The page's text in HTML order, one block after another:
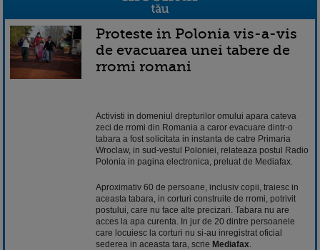
Proteste in Polonia vis-a-vis
de evacuarea unei tabere de
rromi romani
Activisti in domeniul drepturilor omului apara cateva
zeci de rromi din Romania a caror evacuare dintr-o
tabara a fost solicitata in instanta de catre Primaria
Wroclaw, in sud-vestul Poloniei, relateaza postul Radio
Polonia in pagina electronica, preluat de Mediafax.
Aproximativ 60 de persoane, inclusiv copii, traiesc in
aceasta tabara, in corturi construite de rromi, potrivit
postului, care nu face alte precizari. Tabara nu are
acces la apa curenta. In jur de 20 dintre persoanele
care locuiesc la corturi nu si-au inregistrat oficial
sederea in aceasta tara, scrie Mediafax